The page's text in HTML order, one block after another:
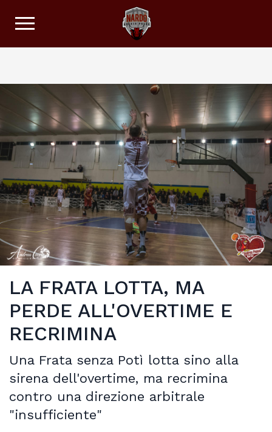
LA FRATA LOTTA, MA
PERDE ALL'OVERTIME E
RECRIMINA
Una Frata senza Potì lotta sino alla
sirena dell'overtime, ma recrimina
contro una direzione arbitrale
"insufficiente"